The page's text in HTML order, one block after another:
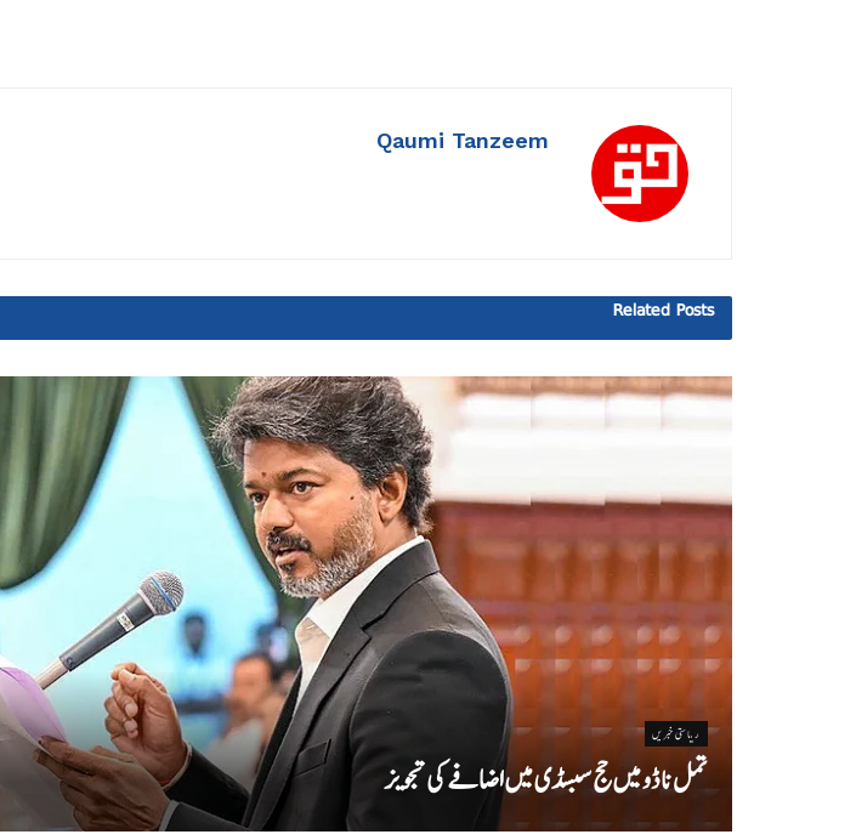
Qaumi Tanzeem
Related Posts
ریاستی خبریں
تمل ناڈو میں حج سبسڈی میں اضافے کی تجویز